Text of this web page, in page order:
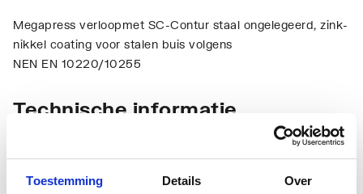
Toestemming Details Over
Megapress verloopmet SC-Contur staal ongelegeerd, zink-
nikkel coating voor stalen buis volgens
NEN EN 10220/10255
Technische informatie